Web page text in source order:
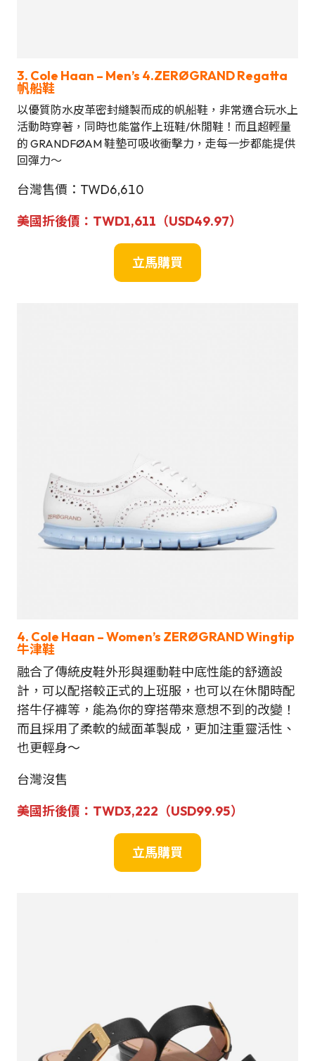
3. Cole Haan – Men’s 4.ZERØGRAND Regatta
帆船鞋
以優質防水皮革密封縫製而成的帆船鞋，非常適合玩水上
活動時穿著，同時也能當作上班鞋/休閒鞋！而且超輕量
的 GRANDFØAM 鞋墊可吸收衝擊力，走每一步都能提供
回彈力～
台灣售價：TWD6,610
美國折後價：TWD1,611（USD49.97）
立馬購買
4. Cole Haan – Women’s ZERØGRAND Wingtip
牛津鞋
融合了傳統皮鞋外形與運動鞋中底性能的舒適設
計，可以配搭較正式的上班服，也可以在休閒時配
搭牛仔褲等，能為你的穿搭帶來意想不到的改變！
而且採用了柔軟的絨面革製成，更加注重靈活性、
也更輕身～
台灣沒售
美國折後價：TWD3,222（USD99.95）
立馬購買